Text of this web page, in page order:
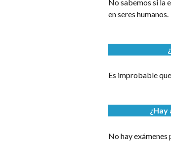
No sabemos si la
en seres humanos.
Es improbable
No hay exámenes